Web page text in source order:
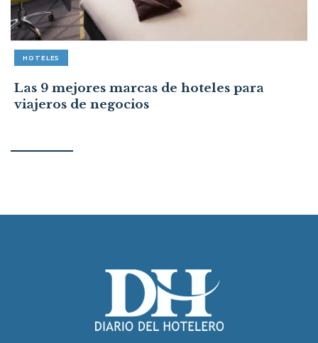
HOTELES
Las 9 mejores marcas de hoteles para
viajeros de negocios